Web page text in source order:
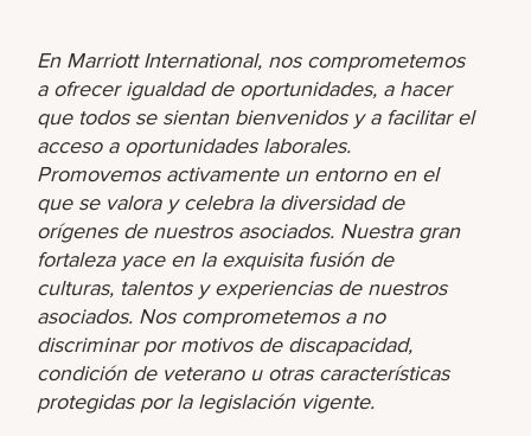
En Marriott International, nos comprometemos
a ofrecer igualdad de oportunidades, a hacer
que todos se sientan bienvenidos y a facilitar el
acceso a oportunidades laborales.
Promovemos activamente un entorno en el
que se valora y celebra la diversidad de
orígenes de nuestros asociados. Nuestra gran
fortaleza yace en la exquisita fusión de
culturas, talentos y experiencias de nuestros
asociados. Nos comprometemos a no
discriminar por motivos de discapacidad,
condición de veterano u otras características
protegidas por la legislación vigente.